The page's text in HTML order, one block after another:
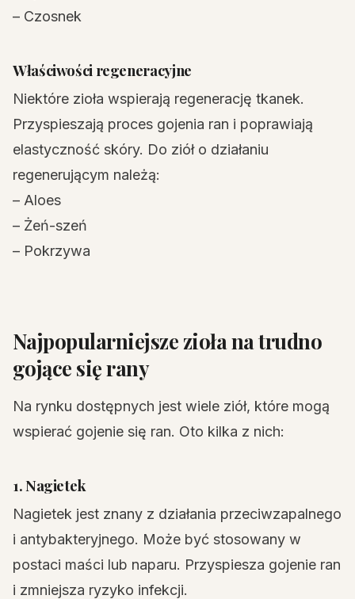
– Czosnek
Właściwości regeneracyjne
Niektóre zioła wspierają regenerację tkanek.
Przyspieszają proces gojenia ran i poprawiają
elastyczność skóry. Do ziół o działaniu
regenerującym należą:
– Aloes
– Żeń-szeń
– Pokrzywa
Najpopularniejsze zioła na trudno
gojące się rany
Na rynku dostępnych jest wiele ziół, które mogą
wspierać gojenie się ran. Oto kilka z nich:
1. Nagietek
Nagietek jest znany z działania przeciwzapalnego
i antybakteryjnego. Może być stosowany w
postaci maści lub naparu. Przyspiesza gojenie ran
i zmniejsza ryzyko infekcji.